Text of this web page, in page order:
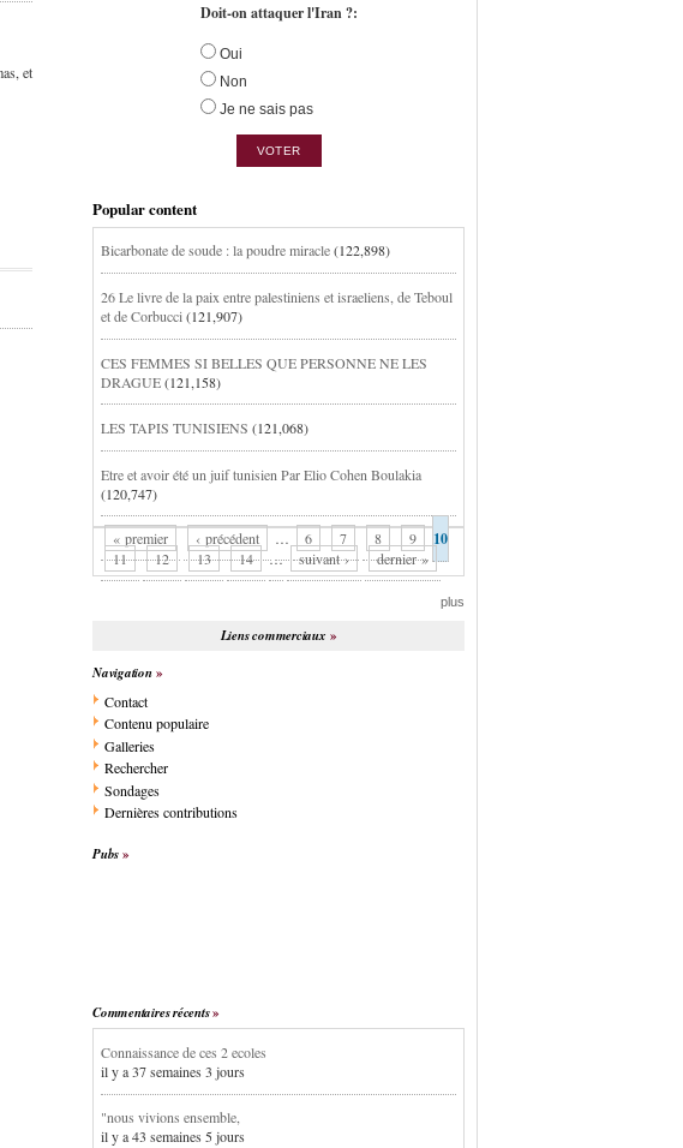
et
Doit-on attaquer l'Iran ?:
Oui
Non
Je ne sais pas
Popular content
Bicarbonate de soude : la poudre miracle(122,898)
26 Le livre de la paix entre palestiniens et israeliens, de Teboul
et de Corbucci (121,907)
CES FEMMES SI BELLES QUE PERSONNE NE LES
DRAGUE(121,158)
LES TAPIS TUNISIENS (121,068)
Etre et avoir été un juif tunisien Par Elio Cohen Boulakia
(120,747)
« premier ‹ précédent … 6 7 8 9 10
11 12 13 14 … suivant › dernier »
plus
Liens commerciaux
Navigation
Contact
Contenu populaire
Galleries
Rechercher
Sondages
Dernières contributions
Pubs
Commentaires récents
Connaissance de ces 2 ecoles
il y a 37 semaines 3 jours
"nous vivions ensemble,
il y a 43 semaines 5 jours